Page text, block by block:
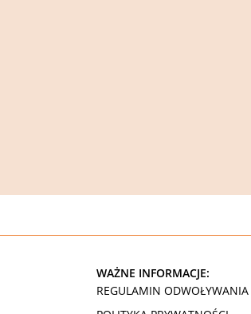
WAŻNE INFORMACJE:
REGULAMIN